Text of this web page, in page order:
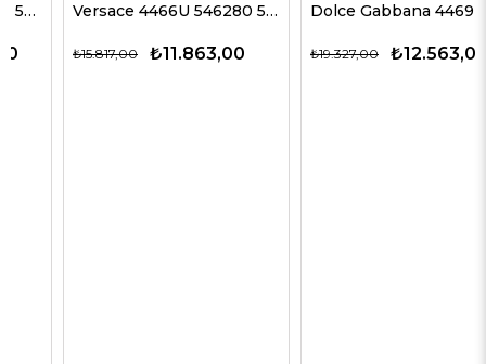
Versace 4466U 546280 54 G Kadın Güneş Gözlükleri
₺11.863,00
₺15.817,00
Dolce Gabbana 4469 501/87 59 G Kadın Güneş Gözlükleri
₺12.563,00
₺19.327,00